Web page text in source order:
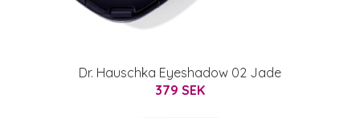
Dr. Hauschka Eyeshadow 02 Jade
379 SEK